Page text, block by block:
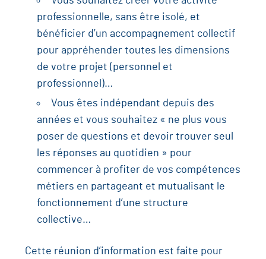
professionnelle, sans être isolé, et
bénéficier d’un accompagnement collectif
pour appréhender toutes les dimensions
de votre projet (personnel et
professionnel)…
Vous êtes indépendant depuis des
années et vous souhaitez « ne plus vous
poser de questions et devoir trouver seul
les réponses au quotidien » pour
commencer à profiter de vos compétences
métiers en partageant et mutualisant le
fonctionnement d’une structure
collective…
Cette réunion d’information est faite pour